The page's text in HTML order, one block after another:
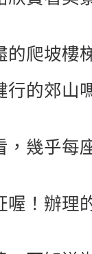
的爬坡樓
的郊山
幾乎每
！辦理